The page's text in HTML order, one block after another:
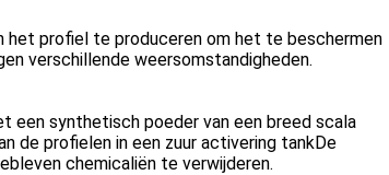
het profiel te produceren om het te beschermen
verschillende weersomstandigheden.
een synthetisch poeder van een breed scala
de profielen in een zuur activering tankDe
chemicaliën te verwijderen.